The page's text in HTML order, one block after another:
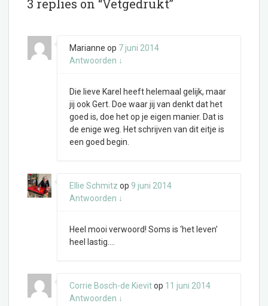
3 replies on “Vetgedrukt”
Marianne op 7 juni 2014
Antwoorden ↓
Die lieve Karel heeft helemaal gelijk, maar
jij ook Gert. Doe waar jij van denkt dat het
goed is, doe het op je eigen manier. Dat is
de enige weg. Het schrijven van dit eitje is
een goed begin.
Ellie Schmitz op 9 juni 2014
Antwoorden ↓
Heel mooi verwoord! Soms is ‘het leven’
heel lastig….
Corrie Bosch-de Kievitop 11 juni 2014
Antwoorden ↓